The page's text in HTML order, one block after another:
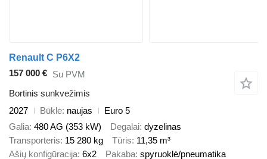
Renault C P6X2
157 000 € Su PVM
Bortinis sunkvežimis
2027
Būklė naujas
Euro 5
Galia 480 AG (353 kW) Degalai dyzelinas
Transporteris 15 280 kg Tūris 11,35 m³
Ašių konfigūracija 6x2 Pakaba spyruoklė/pneumatika